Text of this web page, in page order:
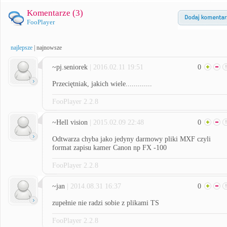
Komentarze (3)
FooPlayer
najlepsze najnowsze
~pj.seniorek | 2016.02.11 19:51 0
Przeciętniak, jakich wiele.............
FooPlayer 2.2.8
~Hell vision | 2015.02.09 22:48 0
Odtwarza chyba jako jedyny darmowy pliki MXF czyli
format zapisu kamer Canon np FX -100
FooPlayer 2.2.8
~jan | 2014.08.31 16:37 0
zupełnie nie radzi sobie z plikami TS
FooPlayer 2.2.8